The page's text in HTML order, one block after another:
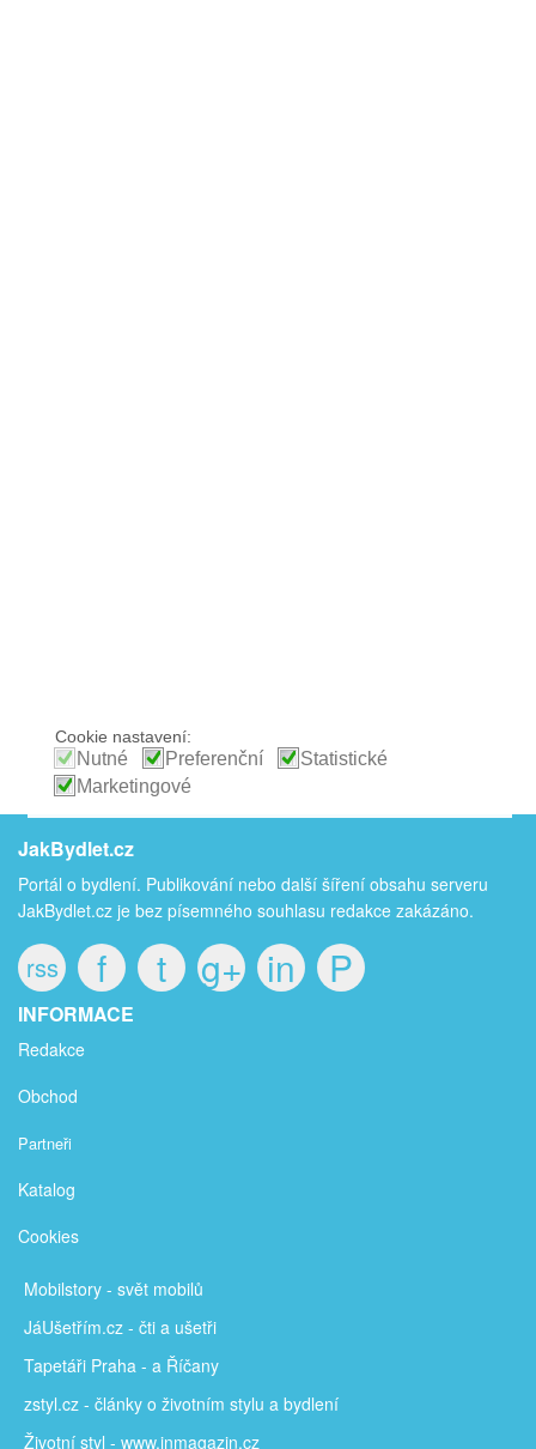
JakBydlet.cz
Portál o bydlení. Publikování nebo další šíření obsahu serveru
JakBydlet.cz je bez písemného souhlasu redakce zakázáno.
rss f t g+ in P
INFORMACE
Redakce
Obchod
Partneři
Katalog
Cookies
Mobilstory - svět mobilů
JáUšetřím.cz - čti a ušetři
Tapetáři Praha - a Říčany
zstyl.cz - články o životním stylu a bydlení
Životní styl - www.inmagazin.cz
Cookie nastavení:
Nutné Preferenční
Statistické
Marketingové